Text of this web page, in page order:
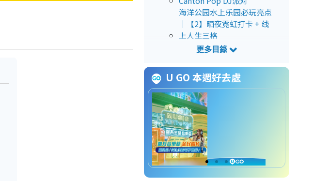
海洋公园水上乐园必玩亮点
｜【2】晒夜霓虹打卡 + 线
上人生三格
海洋公园水上乐园必玩亮点
海洋公园水上乐园必玩亮点
｜【4】扭蛋扭出Pool
海洋公园水上乐园必玩亮点
｜【5】夏日水上伸展活动
海洋公园水上乐园必玩亮点
｜【6】水上运动激斗
海洋公园水上乐园必玩亮点
｜【7】大胃王挑战赛
海洋公园水上乐园必玩亮点
｜【8】大型游戏区
U GO 本週好去處